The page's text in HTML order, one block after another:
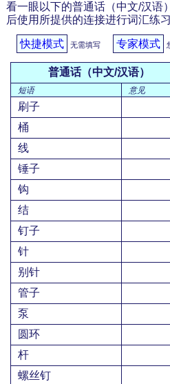
看一眼以下的普通话（中文/汉语
后使用所提供的连接进行词汇练
快捷模式 无需填写 专家模式
普通话（中文/汉语）
短语 意见
刷子
桶
线
锤子
钩
结
钉子
针
别针
管子
泵
圆环
杆
螺丝钉